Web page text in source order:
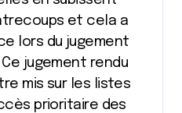
et cela a
lors du jugement
Ce jugement rendu
mis sur les listes
prioritaire des